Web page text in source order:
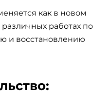
как в новом
различных работах по
и восстановлению